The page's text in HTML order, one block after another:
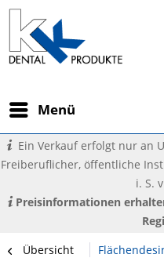
Menü
Ein Verkauf erfolgt nur an
Freiberuflicher, öffentliche
i. S.
Preisinformationen
Übersicht